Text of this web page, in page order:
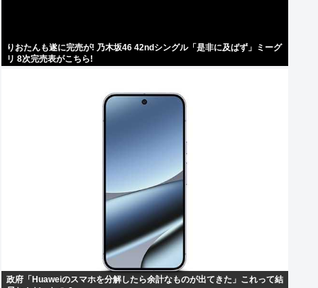
りおたんも遂に完売が! 乃木坂46 42ndシングル「是非に及ばず」ミーグ
リ 8次完売表がこちら!
政府「Huaweiのスマホを分解したら余計なものが出てきた」これって結